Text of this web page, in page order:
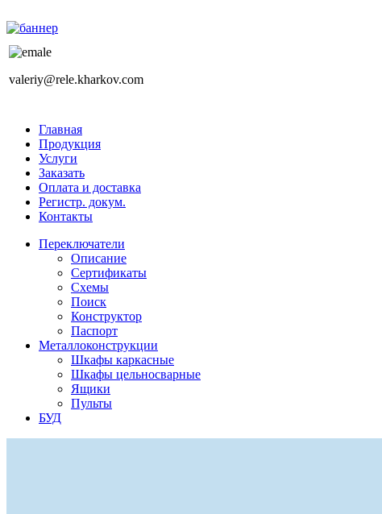
valeriy@rele.kharkov.com
Главная
Продукция
Услуги
Заказать
Оплата и доставка
Регистр. докум.
Контакты
Переключатели
Описание
Сертификаты
Схемы
Поиск
Конструктор
Паспорт
Металлоконструкции
Шкафы каркасные
Шкафы цельносварные
Ящики
Пульты
БУД